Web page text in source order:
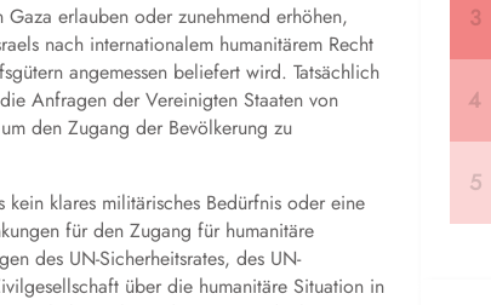
erlauben oder zunehmend erhöhen,
nach internationalem humanitärem Recht
angemessen beliefert wird. Tatsächlich
Anfragen der Vereinigten Staaten von
den Zugang der Bevölkerung zu
klares militärisches Bedürfnis oder eine
für den Zugang für humanitäre
des UN-Sicherheitsrates, des UN-
über die humanitäre Situation in